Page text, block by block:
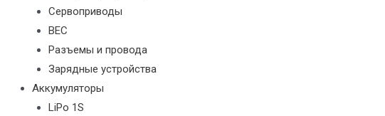
Сервоприводы
BEC
Разъемы и провода
Зарядные устройства
Аккумуляторы
LiPo 1S